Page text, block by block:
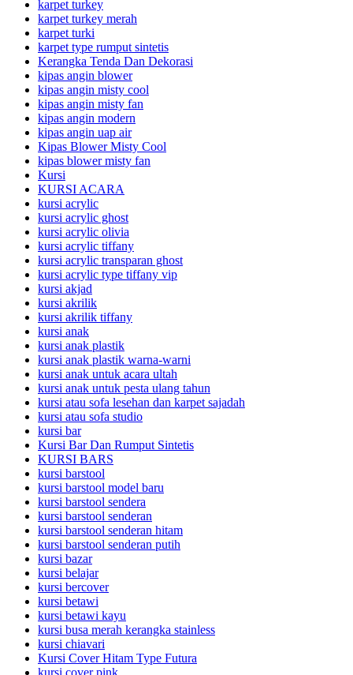
karpet turkey
karpet turkey merah
karpet turki
karpet type rumput sintetis
Kerangka Tenda Dan Dekorasi
kipas angin blower
kipas angin misty cool
kipas angin misty fan
kipas angin modern
kipas angin uap air
Kipas Blower Misty Cool
kipas blower misty fan
Kursi
KURSI ACARA
kursi acrylic
kursi acrylic ghost
kursi acrylic olivia
kursi acrylic tiffany
kursi acrylic transparan ghost
kursi acrylic type tiffany vip
kursi akjad
kursi akrilik
kursi akrilik tiffany
kursi anak
kursi anak plastik
kursi anak plastik warna-warni
kursi anak untuk acara ultah
kursi anak untuk pesta ulang tahun
kursi atau sofa lesehan dan karpet sajadah
kursi atau sofa studio
kursi bar
Kursi Bar Dan Rumput Sintetis
KURSI BARS
kursi barstool
kursi barstool model baru
kursi barstool sendera
kursi barstool senderan
kursi barstool senderan hitam
kursi barstool senderan putih
kursi bazar
kursi belajar
kursi bercover
kursi betawi
kursi betawi kayu
kursi busa merah kerangka stainless
kursi chiavari
Kursi Cover Hitam Type Futura